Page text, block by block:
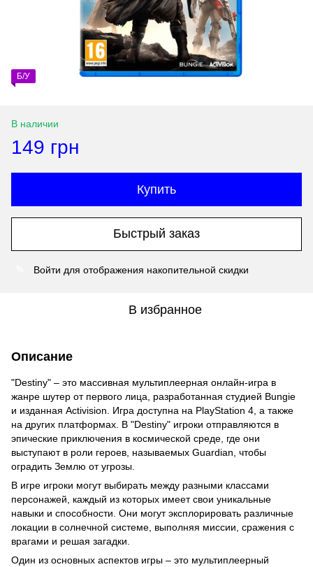
Б/У
В наличии
149 грн
Купить
Быстрый заказ
Войти для отображения накопительной скидки
В избранное
Описание
"Destiny" – это массивная мультиплеерная онлайн-игра в
жанре шутер от первого лица, разработанная студией Bungie
и изданная Activision. Игра доступна на PlayStation 4, а также
на других платформах. В "Destiny" игроки отправляются в
эпические приключения в космической среде, где они
выступают в роли героев, называемых Guardian, чтобы
оградить Землю от угрозы.
В игре игроки могут выбирать между разными классами
персонажей, каждый из которых имеет свои уникальные
навыки и способности. Они могут эксплорировать различные
локации в солнечной системе, выполняя миссии, сражения с
врагами и решая загадки.
Один из основных аспектов игры – это мультиплеерный